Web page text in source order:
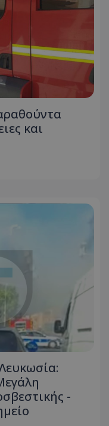
και
-